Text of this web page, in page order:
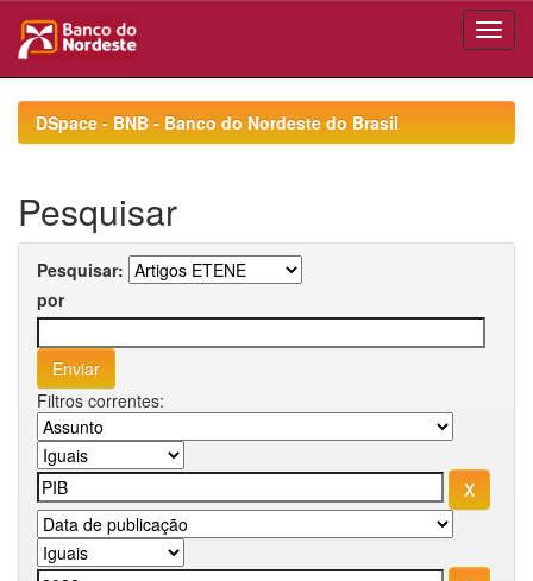
navigationDSpace - BNB - Banco do Nordeste do Brasil
Pesquisar
Pesquisar:
por
Filtros correntes: